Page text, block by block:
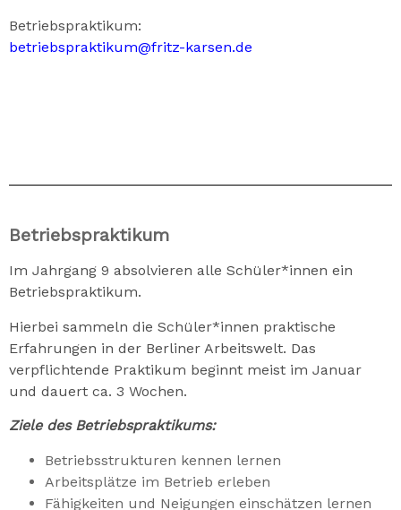
Betriebspraktikum:
betriebspraktikum@fritz-karsen.de
Betriebspraktikum
Im Jahrgang 9 absolvieren alle Schüler*innen ein
Betriebspraktikum.
Hierbei sammeln die Schüler*innen praktische
Erfahrungen in der Berliner Arbeitswelt. Das
verpflichtende Praktikum beginnt meist im Januar
und dauert ca. 3 Wochen.
Ziele des Betriebspraktikums:
Betriebsstrukturen kennen lernen
Arbeitsplätze im Betrieb erleben
Fähigkeiten und Neigungen einschätzen lernen